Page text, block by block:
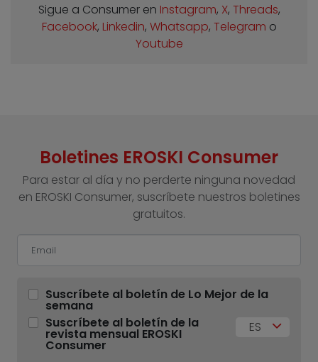
Sigue a Consumer en Instagram, X, Threads,
Facebook, Linkedin, Whatsapp, Telegram o
Youtube
Boletines EROSKI Consumer
Para estar al día y no perderte ninguna novedad
en EROSKI Consumer, suscríbete nuestros boletines
gratuitos.
Suscríbete al boletín de Lo Mejor de la
semana
Suscríbete al boletín de la
revista mensual EROSKI
Consumer
ES